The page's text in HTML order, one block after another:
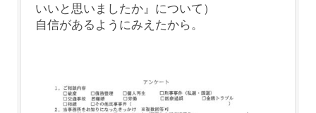
いいと思いましたか』について）
自信があるようにみえたから。